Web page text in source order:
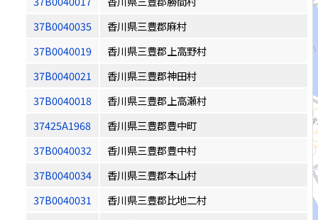
37B0040035
香川県三豊郡麻村
37B0040019
香川県三豊郡上高野村
37B0040021
香川県三豊郡神田村
37B0040018
香川県三豊郡上高瀬村
37425A1968
香川県三豊郡豊中町
37B0040032
香川県三豊郡豊中村
37B0040034
香川県三豊郡本山村
37B0040031
香川県三豊郡比地二村